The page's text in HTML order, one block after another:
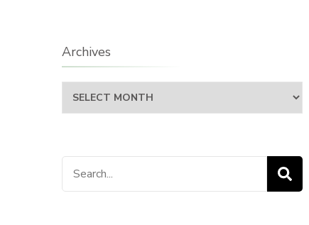
Archives
Archives
Search
for: